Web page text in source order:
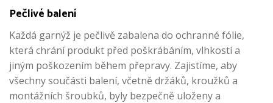
Pečlivé balení
Každá garnýž je pečlivě zabalena do ochranné fólie,
která chrání produkt před poškrábáním, vlhkostí a
jiným poškozením během přepravy. Zajistíme, aby
všechny součásti balení, včetně držáků, kroužků a
montážních šroubků, byly bezpečně uloženy a